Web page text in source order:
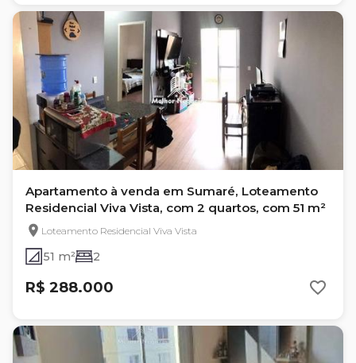
Apartamento à venda em Sumaré, Loteamento
Residencial Viva Vista, com 2 quartos, com 51 m²
Loteamento Residencial Viva Vista
51 m² 2
R$ 288.000